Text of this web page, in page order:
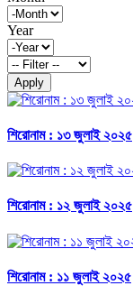
Year
Apply
শিরোনাম : ১৩ জুলাই ২০২৫
শিরোনাম : ১২ জুলাই ২০২৫
শিরোনাম : ১১ জুলাই ২০২৫